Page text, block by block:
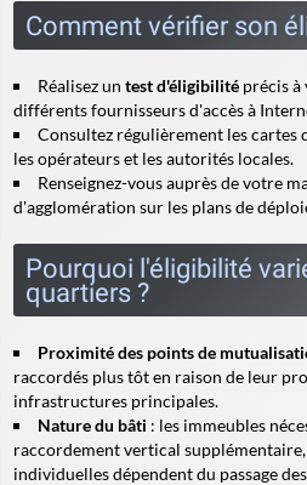
Comment vérifier son
Réalisez un test d'éligibilité précis à
différents fournisseurs d'accès à
Consultez régulièrement les cartes
les opérateurs et les autorités locales.
Renseignez-vous auprès de votre
d'agglomération sur les plans de
Pourquoi l'éligibilité
quartiers ?
Proximité des points de
raccordés plus tôt en raison de leur
infrastructures principales.
Nature du bâti : les immeubles
raccordement vertical
individuelles dépendent du passage